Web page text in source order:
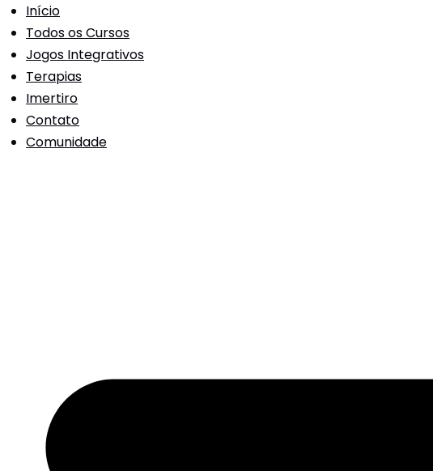
Início
Todos os Cursos
Jogos Integrativos
Terapias
Imertiro
Contato
Comunidade